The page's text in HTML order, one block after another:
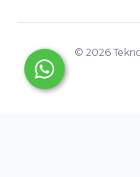
© 2026